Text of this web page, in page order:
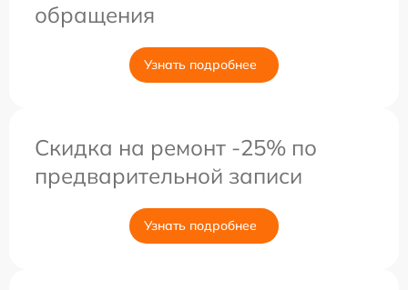
обращения
Узнать подробнее
Скидка на ремонт -25% по
предварительной записи
Узнать подробнее